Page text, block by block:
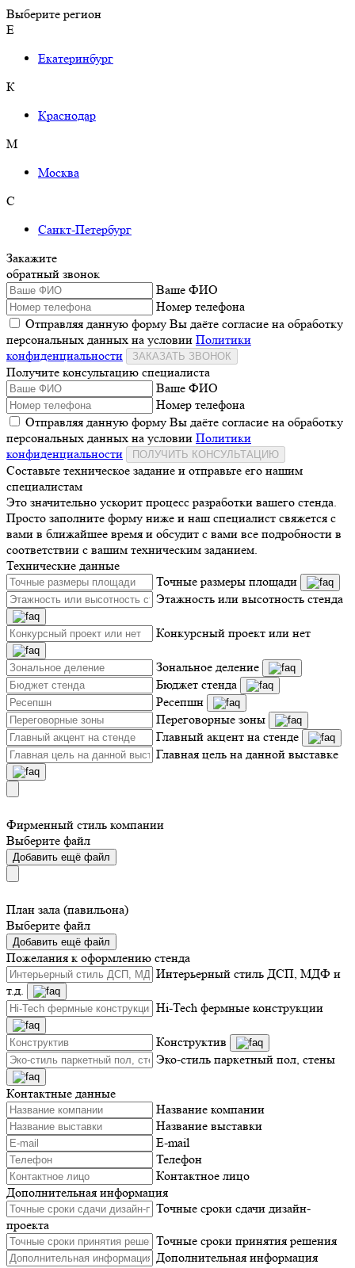
Выберите регион
Е
Екатеринбург
К
Краснодар
М
Москва
С
Санкт-Петербург
Закажите
обратный звонок
Ваше ФИО
Номер телефона
Отправляя данную форму Вы даёте согласие на обработку
персональных данных на условии Политики
конфиденциальности
ЗАКАЗАТЬ ЗВОНОК
Получите консультацию специалиста
Ваше ФИО
Номер телефона
Отправляя данную форму Вы даёте согласие на обработку
персональных данных на условии Политики
конфиденциальности
ПОЛУЧИТЬ КОНСУЛЬТАЦИЮ
Составьте техническое задание и отправьте его нашим
специалистам
Это значительно ускорит процесс разработки вашего стенда.
Просто заполните форму ниже и наш специалист свяжется с
вами в ближайшее время и обсудит с вами все подробности в
соответствии с вашим техническим заданием.
Технические данные
Точные размеры площади
Этажность или высотность стенда
Конкурсный проект или нет
Зональное деление
Бюджет стенда
Ресепшн
Переговорные зоны
Главный акцент на стенде
Главная цель на данной выставке
Фирменный стиль компании
Выберите файл
Добавить ещё файл
План зала (павильона)
Выберите файл
Добавить ещё файл
Пожелания к оформлению стенда
Интерьерный стиль ДСП, МДФ и
т.д.
Hi-Tech фермные конструкции
Конструктив
Эко-стиль паркетный пол, стены
Контактные данные
Название компании
Название выставки
E-mail
Телефон
Контактное лицо
Дополнительная информация
Точные сроки сдачи дизайн-
проекта
Точные сроки принятия решения
Дополнительная информация